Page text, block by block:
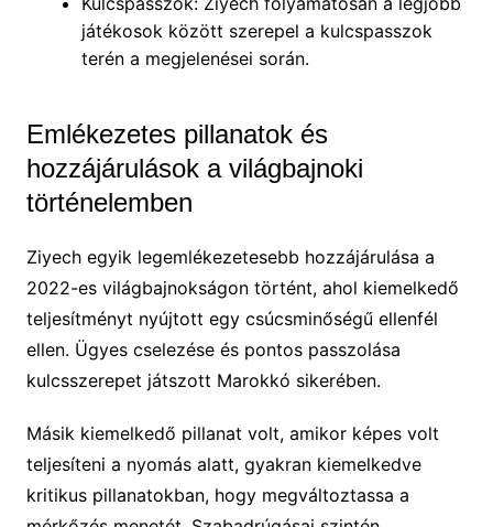
játékosok között szerepel a kulcspasszok
terén a megjelenései során.
Emlékezetes pillanatok és
hozzájárulások a világbajnoki
történelemben
Ziyech egyik legemlékezetesebb hozzájárulása a
2022-es világbajnokságon történt, ahol kiemelkedő
teljesítményt nyújtott egy csúcsminőségű ellenfél
ellen. Ügyes cselezése és pontos passzolása
kulcsszerepet játszott Marokkó sikerében.
Másik kiemelkedő pillanat volt, amikor képes volt
teljesíteni a nyomás alatt, gyakran kiemelkedve
kritikus pillanatokban, hogy megváltoztassa a